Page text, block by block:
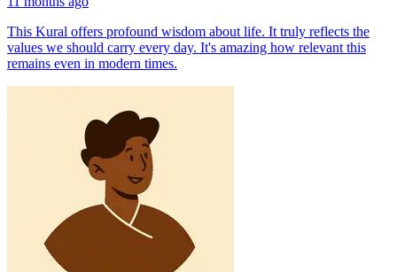
This Kural offers profound wisdom about life. It truly reflects the
values we should carry every day. It's amazing how relevant this
remains even in modern times.